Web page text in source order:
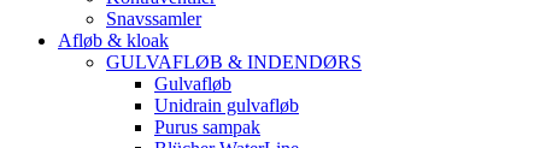
Snavssamler
Afløb & kloak
GULVAFLØB & INDENDØRS
Gulvafløb
Unidrain gulvafløb
Purus sampak